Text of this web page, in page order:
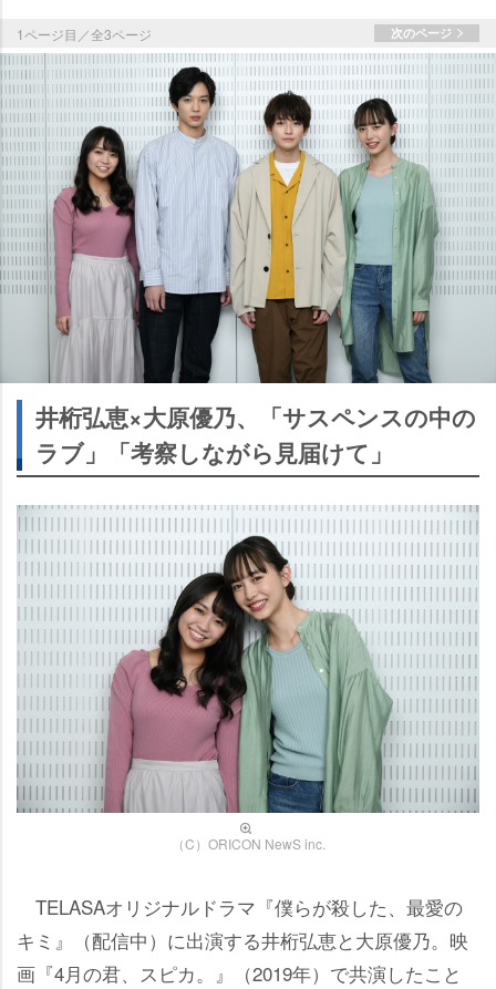
1ページ目／全3ページ 次のページ
井桁弘恵×大原優乃、「サスペンスの中の
ラブ」「考察しながら見届けて」
（C）ORICON NewS inc.
TELASAオリジナルドラマ『僕らが殺した、最愛の
キミ』（配信中）に出演する井桁弘恵と大原優乃。映
画『4月の君、スピカ。』（2019年）で共演したこと